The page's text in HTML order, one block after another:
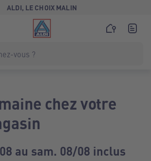
ALDI, LE CHOIX MALIN
chez votre
au sam. 08/08 inclus